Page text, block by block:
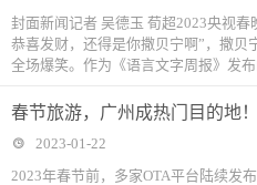
封面新闻记者 吴德玉 荀超2023央视
恭喜发财，还得是你撒贝宁啊”，撒贝
全场爆笑。作为《语言文字周报》发
春节旅游，广州成热门目的地！
2023-01-22
2023年春节前，多家OTA平台陆续发